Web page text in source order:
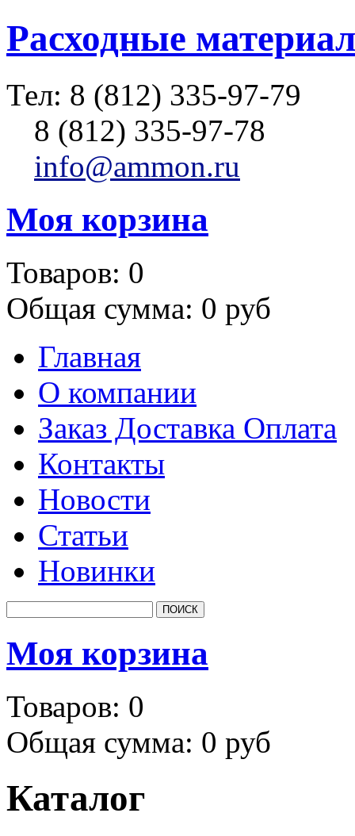
Расходные
Тел: 8 (812) 335-97-79
8 (812) 335-97-78
info@ammon.ru
Моя корзина
Товаров: 0
Общая сумма: 0 руб
Главная
О компании
Заказ Доставка Оплата
Контакты
Новости
Статьи
Новинки
Моя корзина
Товаров: 0
Общая сумма: 0 руб
Каталог